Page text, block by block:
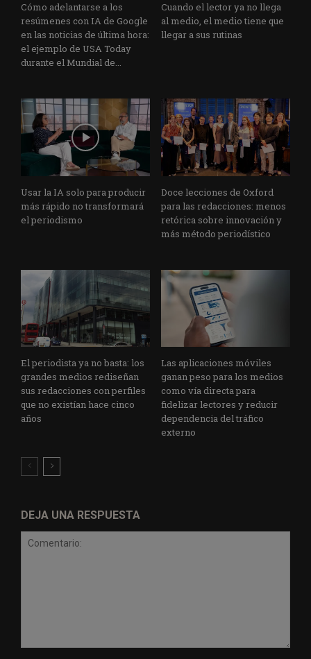
Cómo adelantarse a los
resúmenes con IA de Google
en las noticias de última hora:
el ejemplo de USA Today
durante el Mundial de...
Cuando el lector ya no llega
al medio, el medio tiene que
llegar a sus rutinas
Usar la IA solo para producir
más rápido no transformará
el periodismo
Doce lecciones de Oxford
para las redacciones: menos
retórica sobre innovación y
más método periodístico
El periodista ya no basta: los
grandes medios rediseñan
sus redacciones con perfiles
que no existían hace cinco
años
Las aplicaciones móviles
ganan peso para los medios
como vía directa para
fidelizar lectores y reducir
dependencia del tráfico
externo
DEJA UNA RESPUESTA